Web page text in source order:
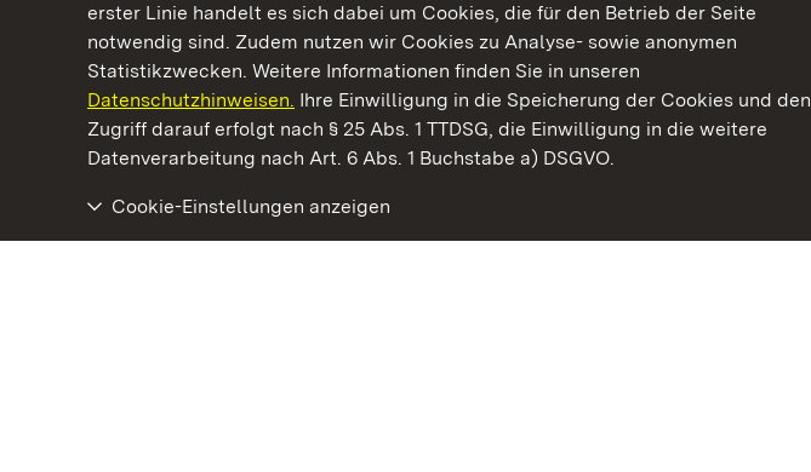
erster Linie handelt es sich dabei um Cookies, die für den Betrieb der Seite
notwendig sind. Zudem nutzen wir Cookies zu Analyse- sowie anonymen
Statistikzwecken. Weitere Informationen finden Sie in unseren
Datenschutzhinweisen. Ihre Einwilligung in die Speicherung der Cookies und den
Zugriff darauf erfolgt nach § 25 Abs. 1 TTDSG, die Einwilligung in die weitere
Datenverarbeitung nach Art. 6 Abs. 1 Buchstabe a) DSGVO.
Cookie-Einstellungen anzeigen
Kommen. Staunen. Genießen.